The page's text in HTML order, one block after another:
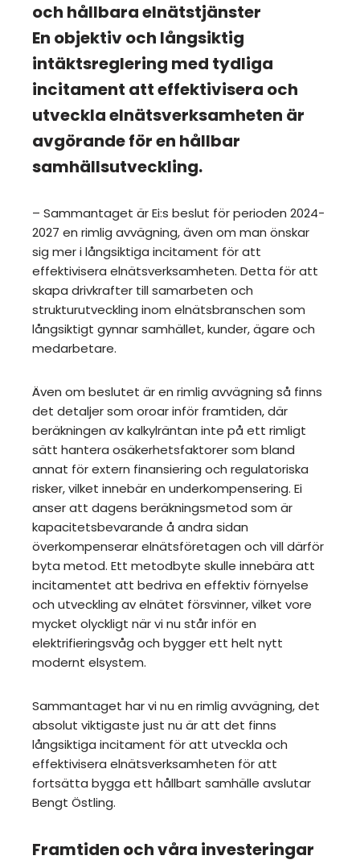
och hållbara elnätstjänster
En objektiv och långsiktig
intäktsreglering med tydliga
incitament att effektivisera och
utveckla elnätsverksamheten är
avgörande för en hållbar
samhällsutveckling.
– Sammantaget är Ei:s beslut för perioden 2024-
2027 en rimlig avvägning, även om man önskar
sig mer i långsiktiga incitament för att
effektivisera elnätsverksamheten. Detta för att
skapa drivkrafter till samarbeten och
strukturutveckling inom elnätsbranschen som
långsiktigt gynnar samhället, kunder, ägare och
medarbetare.
Även om beslutet är en rimlig avvägning så finns
det detaljer som oroar inför framtiden, där
beräkningen av kalkylräntan inte på ett rimligt
sätt hantera osäkerhetsfaktorer som bland
annat för extern finansiering och regulatoriska
risker, vilket innebär en underkompensering. Ei
anser att dagens beräkningsmetod som är
kapacitetsbevarande å andra sidan
överkompenserar elnätsföretagen och vill därför
byta metod. Ett metodbyte skulle innebära att
incitamentet att bedriva en effektiv förnyelse
och utveckling av elnätet försvinner, vilket vore
mycket olyckligt när vi nu står inför en
elektrifieringsvåg och bygger ett helt nytt
modernt elsystem.
Sammantaget har vi nu en rimlig avvägning, det
absolut viktigaste just nu är att det finns
långsiktiga incitament för att utveckla och
effektivisera elnätsverksamheten för att
fortsätta bygga ett hållbart samhälle avslutar
Bengt Östling.
Framtiden och våra investeringar